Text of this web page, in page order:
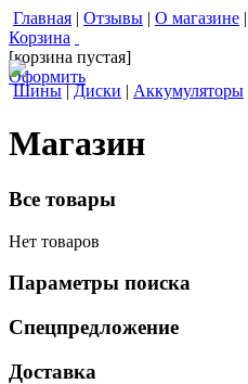
Главная | Отзывы | О магазине |
Корзина
[корзина пустая]
Оформить
Шины | Диски | Аккумуляторы
Магазин
Все товары
Нет товаров
Параметры поиска
Спецпредложение
Доставка